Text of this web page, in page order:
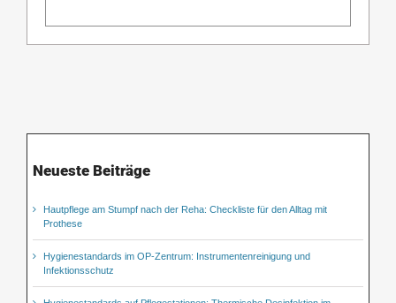
Neueste Beiträge
Hautpflege am Stumpf nach der Reha: Checkliste für den Alltag mit
Prothese
Hygienestandards im OP-Zentrum: Instrumentenreinigung und
Infektionsschutz